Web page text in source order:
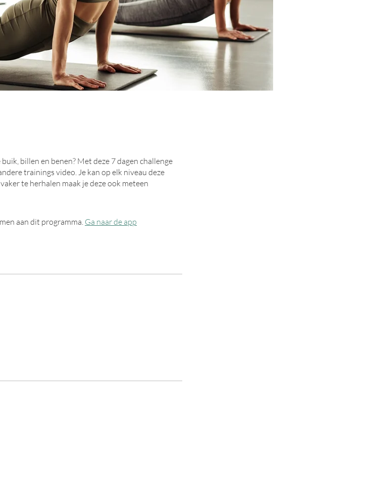
billen en benen? Met deze 7 dagen challenge
trainings video. Je kan op elk niveau deze
te herhalen maak je deze ook meteen
aan dit programma. Ga naar de app